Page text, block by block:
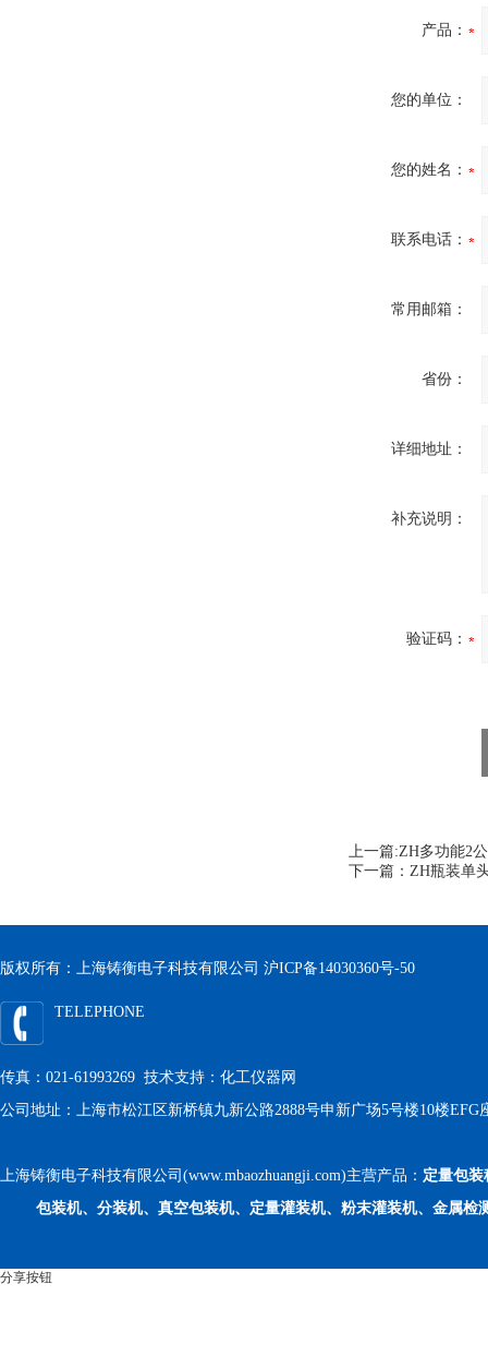
产品：
您的单位：
您的姓名：
联系电话：
常用邮箱：
省份：
详细地址：
补充说明：
验证码：
上一篇:ZH多功能2
下一篇： ZH瓶装单
版权所有：上海铸衡电子科技有限公司 沪ICP备14030360号-50
TELEPHONE
传真：021-61993269 技术支持： 化工仪器网
公司地址：上海市松江区新桥镇九新公路2888号申新广场5号楼10楼EFG
上海铸衡电子科技有限公司(www.mbaozhuangji.com)主营产品： 定量包装
包装机、分装机、真空包装机、定量灌装机、粉末灌装机、金属检
分享按钮